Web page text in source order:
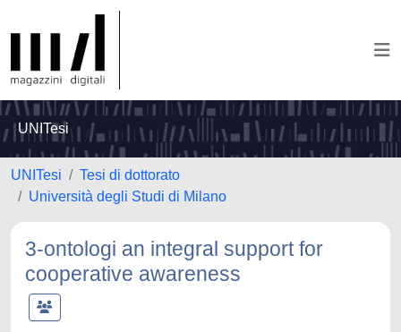
UNITesi
UNITesi
Tesi di dottorato
Università degli Studi di Milano
3-ontologi an integral support for
cooperative awareness